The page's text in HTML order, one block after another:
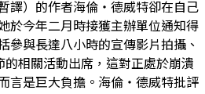
譯）的作者海倫・德威特卻在自己
於今年二月時接獲主辦單位通知得
參與長達八小時的宣傳影片拍攝、
的相關活動出席，這對正處於崩潰
言是巨大負擔。海倫・德威特批評